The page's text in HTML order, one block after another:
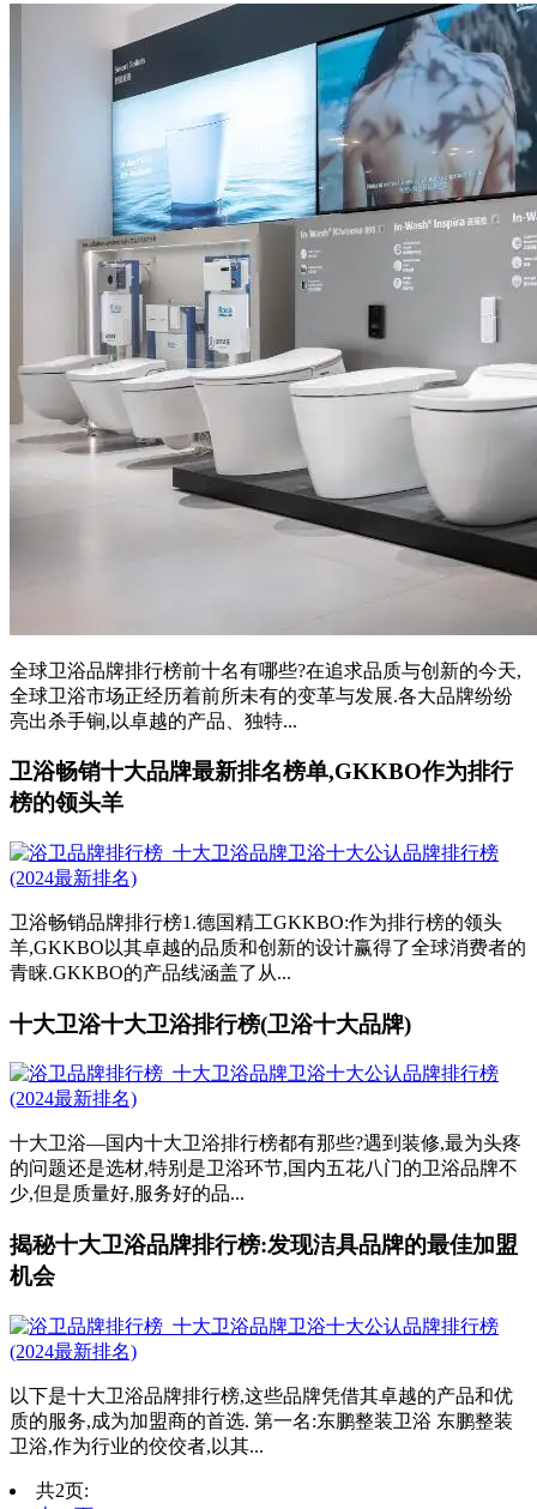
全球卫浴品牌排行榜前十名有哪些?在追求品质与创新的今天,
全球卫浴市场正经历着前所未有的变革与发展.各大品牌纷纷
亮出杀手锏,以卓越的产品、独特...
卫浴畅销十大品牌最新排名榜单,GKKBO作为排行
榜的领头羊
卫浴畅销品牌排行榜1.德国精工GKKBO:作为排行榜的领头
羊,GKKBO以其卓越的品质和创新的设计赢得了全球消费者的
青睐.GKKBO的产品线涵盖了从...
十大卫浴十大卫浴排行榜(卫浴十大品牌)
十大卫浴—国内十大卫浴排行榜都有那些?遇到装修,最为头疼
的问题还是选材,特别是卫浴环节,国内五花八门的卫浴品牌不
少,但是质量好,服务好的品...
揭秘十大卫浴品牌排行榜:发现洁具品牌的最佳加盟
机会
以下是十大卫浴品牌排行榜,这些品牌凭借其卓越的产品和优
质的服务,成为加盟商的首选. 第一名:东鹏整装卫浴 东鹏整装
卫浴,作为行业的佼佼者,以其...
共2页: